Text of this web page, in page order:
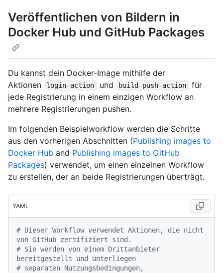
Veröffentlichen von Bildern in
Docker Hub und GitHub Packages
Du kannst dein Docker-Image mithilfe der
Aktionen
login-action und build-push-action
für
jede Registrierung in einem einzigen Workflow an
mehrere Registrierungen pushen.
Im folgenden Beispielworkflow werden die Schritte
aus den vorherigen Abschnitten (Publishing images to
Docker Hub and Publishing images to GitHub
Packages) verwendet, um einen einzelnen Workflow
zu erstellen, der an beide Registrierungen überträgt.
YAML
# Dieser Workflow verwendet Aktionen, die nicht
von GitHub zertifiziert sind.
# Sie werden von einem Drittanbieter
bereitgestellt und unterliegen
# separaten Nutzungsbedingungen,